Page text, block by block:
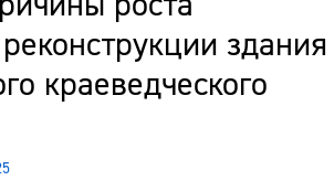
здания
краеведческого